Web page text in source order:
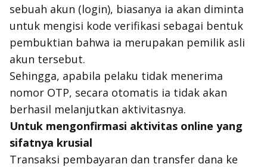
sebuah akun (login), biasanya ia akan diminta
untuk mengisi kode verifikasi sebagai bentuk
pembuktian bahwa ia merupakan pemilik asli
akun tersebut.
Sehingga, apabila pelaku tidak menerima
nomor OTP, secara otomatis ia tidak akan
berhasil melanjutkan aktivitasnya.
Untuk mengonfirmasi aktivitas online yang
sifatnya krusial
Transaksi pembayaran dan transfer dana ke